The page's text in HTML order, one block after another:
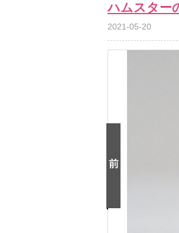
ハムスター
2021-05-20